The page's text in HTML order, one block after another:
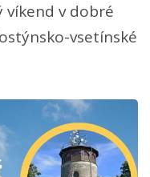
v dobré
vsetínské